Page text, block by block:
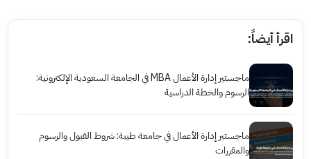
اقرأ أيضاً:
ماجستير إدارة الأعمال MBA في الجامعة السعودية الإلكترونية:
الرسوم والخطة الدراسية
ماجستير إدارة الأعمال في جامعة طيبة: شروط القبول والرسوم
والمقررات